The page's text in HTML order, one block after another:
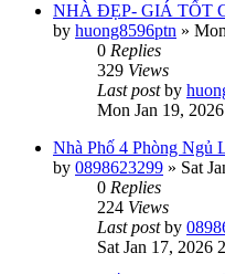
NHÀ ĐẸP- GIÁ TỐT
by huong8596ptn »
0 Replies
329 Views
Last postby
Mon Jan 19,
Nhà Phố 4 Phòng Ngủ
by 0898623299 » Sat
0 Replies
224 Views
Last postby
Sat Jan 17, 2026